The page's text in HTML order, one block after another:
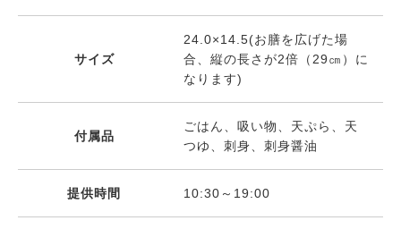
サイズ
24.0×14.5(お膳を広げた場
合、縦の長さが2倍（29㎝）に
なります)
付属品
ごはん、吸い物、天ぷら、天
つゆ、刺身、刺身醤油
提供時間 10:30～19:00